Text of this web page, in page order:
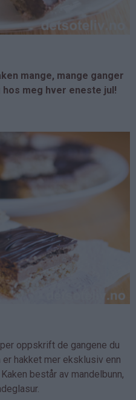
mange, mange ganger
meg hver eneste jul!
oppskrift de gangene du
hakket mer eksklusiv enn
består av mandelbunn,